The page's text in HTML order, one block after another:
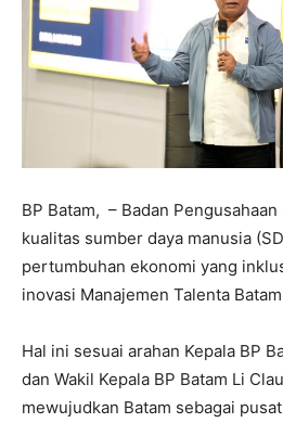
BP Batam, – Badan
kualitas sumber daya manusia
pertumbuhan ekonomi yang
inovasi Manajemen Talenta
Hal ini sesuai arahan Kepala BP
dan Wakil Kepala BP Batam Li
mewujudkan Batam sebagai